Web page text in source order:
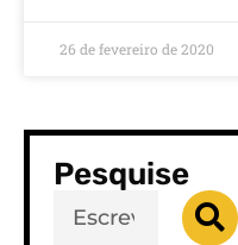
26 de fevereiro de 2020
Pesquise